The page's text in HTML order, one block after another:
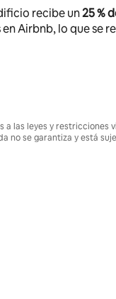
recibe un25 %
Airbnb, lo que se
a las leyes y restricciones
no se garantiza y está